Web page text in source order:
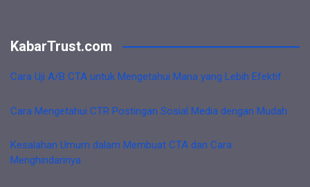
KabarTrust.com
Cara Uji A/B CTA untuk Mengetahui Mana yang Lebih Efektif
Cara Mengetahui CTR Postingan Sosial Media dengan Mudah
Kesalahan Umum dalam Membuat CTA dan Cara
Menghindarinya